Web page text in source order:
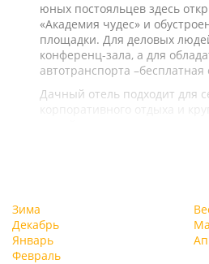
юных постояльцев здесь
«Академия чудес» и
площадки. Для деловых
конференц-зала, а для
автотранспорта –бесплатная
Дачный отель подходит для
корпоративного отдыха и
Зима
Декабрь
Январь
Февраль